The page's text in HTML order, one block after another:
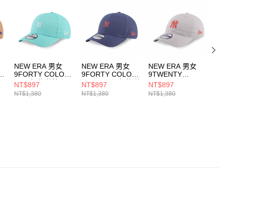
５．嚴禁一人註冊多個帳號或使用他人資訊註冊。若發現惡意使用之情
形，恩沛科技股份有限公司將有權停止該用戶之使用額度並採取法律行
NEW ERA 男女
9FORTY COLOR
ERA 紐約洋基
NE14499512
NT$897
NT$1,380
NEW ERA 男女
9FORTY COLOR
ERA FW25 紐約洋
基 褪藍
NE14700365
NT$897
NT$1,380
NEW ERA 男女
9TWENTY
COLOR ERA
FW25 紐約洋基 石
灰(骨灰)
NT$897
NT$1,380